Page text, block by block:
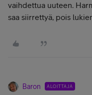
vaihdettua uuteen.
saa siirrettyä, pois
Baron ALOITTAJA